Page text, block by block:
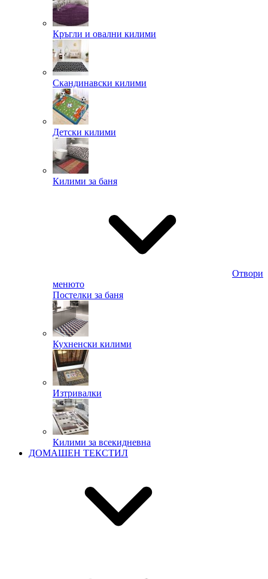
Кръгли и овални килими
Скандинавски килими
Детски килими
Килими за баня
Отвори
менюто
Постелки за баня
Кухненски килими
Изтривалки
Килими за всекидневна
ДОМАШЕН ТЕКСТИЛ